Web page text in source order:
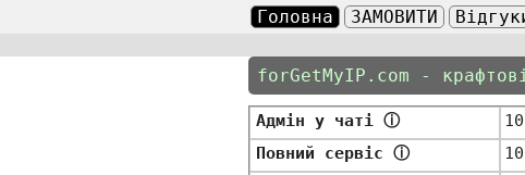
Головна ЗАМОВИТИ
forGetMyIP.com -
Адмін у чатіⓘ
Повний сервісⓘ